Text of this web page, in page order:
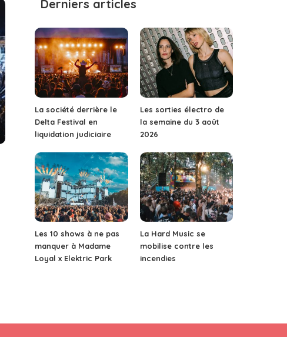
Derniers articles
La société derrière le
Delta Festival en
liquidation judiciaire
Les sorties électro de
la semaine du 3 août
2026
Les 10 shows à ne pas
manquer à Madame
Loyal x Elektric Park
La Hard Music se
mobilise contre les
incendies